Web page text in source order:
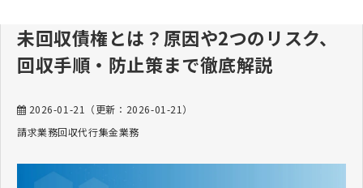
未回収債権とは？原因や2つのリスク、
回収手順・防止策まで徹底解説
2026-01-21 （更新： 2026-01-21 ）
請求業務回収代行集金業務